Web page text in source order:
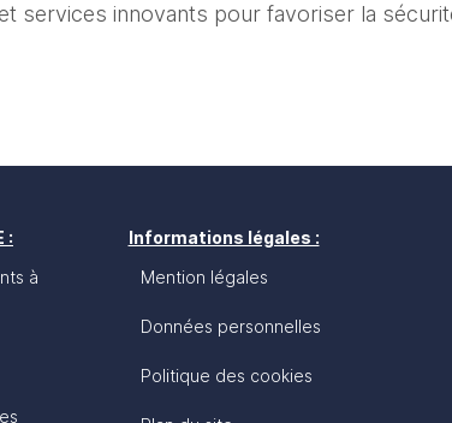
services innovants pour favoriser la
:
à
Informations légales :
Mention légales
Données personnelles
Politique des cookies